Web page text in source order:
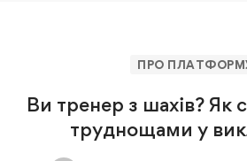
ПРО
Ви тренер з шахів? Як
труднощами у